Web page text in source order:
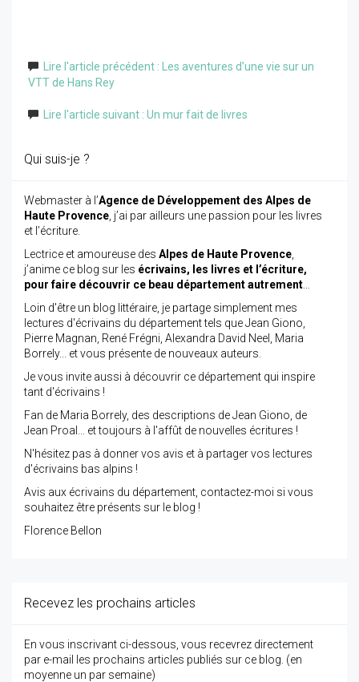
Lire l'article précédent : Les aventures d’une vie sur un
VTT de Hans Rey
Lire l'article suivant : Un mur fait de livres
Qui suis-je ?
Webmaster à l’Agence de Développement des Alpes de
Haute Provence , j’ai par ailleurs une passion pour les livres
et l’écriture.
Lectrice et amoureuse des Alpes de Haute Provence
j’anime ce blog sur les écrivains, les livres et l’écriture,
pour faire découvrir ce beau département autrement
Loin d'être un blog littéraire, je partage simplement mes
lectures d'écrivains du département tels que Jean Giono,
Pierre Magnan, René Frégni, Alexandra David Neel, Maria
Borrely... et vous présente de nouveaux auteurs.
Je vous invite aussi à découvrir ce département qui inspire
tant d'écrivains !
Fan de Maria Borrely, des descriptions de Jean Giono, de
Jean Proal... et toujours à l'affût de nouvelles écritures !
N'hésitez pas à donner vos avis et à partager vos lectures
d'écrivains bas alpins !
Avis aux écrivains du département, contactez-moi si vous
souhaitez être présents sur le blog !
Florence Bellon
Recevez les prochains articles
En vous inscrivant ci-dessous, vous recevrez directement
par e-mail les prochains articles publiés sur ce blog. (en
moyenne un par semaine)